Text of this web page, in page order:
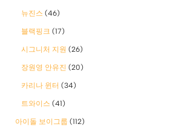
뉴진스 (46)
블랙핑크 (17)
시그니처 지원 (26)
장원영 안유진 (20)
카리나 윈터 (34)
트와이스 (41)
아이돌 보이그룹 (112)